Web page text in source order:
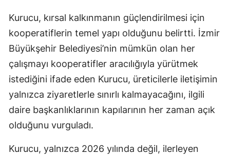
Kurucu, kırsal kalkınmanın güçlendirilmesi için
kooperatiflerin temel yapı olduğunu belirtti. İzmir
Büyükşehir Belediyesi’nin mümkün olan her
çalışmayı kooperatifler aracılığıyla yürütmek
istediğini ifade eden Kurucu, üreticilerle iletişimin
yalnızca ziyaretlerle sınırlı kalmayacağını, ilgili
daire başkanlıklarının kapılarının her zaman açık
olduğunu vurguladı.
Kurucu, yalnızca 2026 yılında değil, ilerleyen